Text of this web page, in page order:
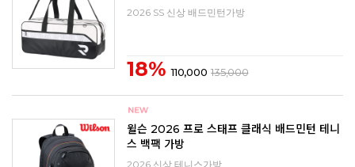
2026 SS 신상 배드민턴가방
18% 110,000 135,000
윌슨 2026 프로 스태프 클래식 배드민턴 테니
스 백팩 가방
2026 신상 테니스가방